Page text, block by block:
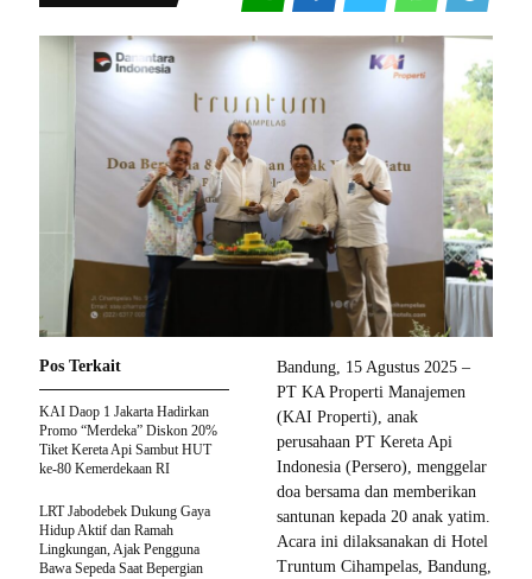
Bandung, 15 Agustus 2025 –
PT KA Properti Manajemen
(KAI Properti), anak
perusahaan PT Kereta Api
Indonesia (Persero), menggelar
doa bersama dan memberikan
santunan kepada 20 anak yatim.
Acara ini dilaksanakan di Hotel
Truntum Cihampelas, Bandung,
Pos Terkait
KAI Daop 1 Jakarta Hadirkan
Promo “Merdeka” Diskon 20%
Tiket Kereta Api Sambut HUT
ke-80 Kemerdekaan RI
LRT Jabodebek Dukung Gaya
Hidup Aktif dan Ramah
Lingkungan, Ajak Pengguna
Bawa Sepeda Saat Bepergian